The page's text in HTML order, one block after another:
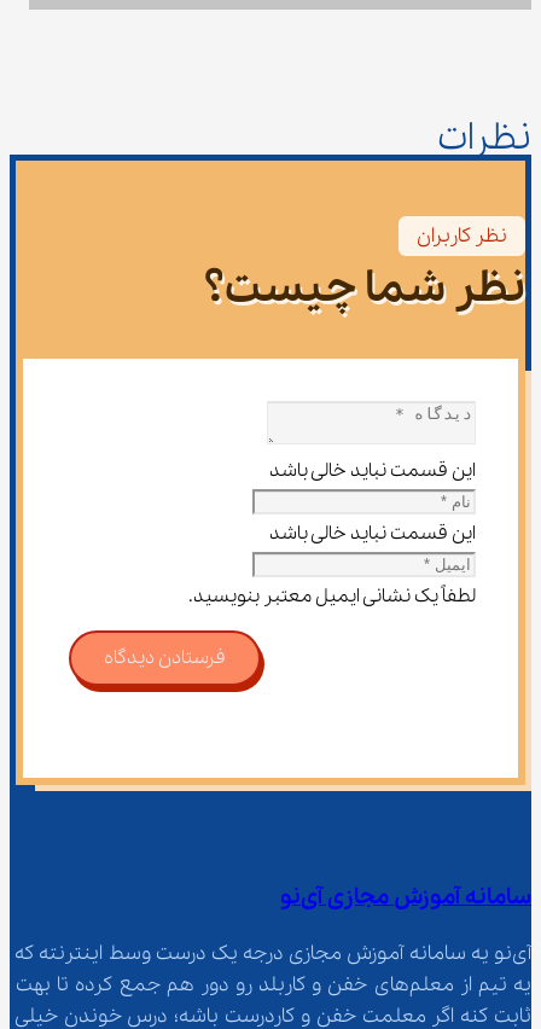
نظرات
نظر کاربران
نظر شما چیست؟
این قسمت نباید خالی باشد
این قسمت نباید خالی باشد
لطفاً یک نشانی ایمیل معتبر بنویسید.
فرستادن دیدگاه
سامانه آموزش مجازی آی‌نو
آی‌نو یه سامانه آموزش مجازی درجه یک درست وسط اینترنته که
یه تیم از معلم‌‌های خفن و کاربلد رو دور هم جمع کرده تا بهت
ثابت کنه اگر معلمت خفن و کاردرست باشه؛ درس خوندن خیلی